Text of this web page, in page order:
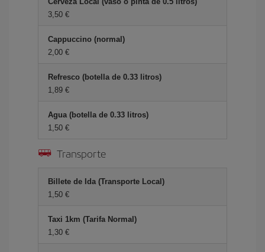
3,50 €
Cappuccino (normal)
2,00 €
Refresco (botella de 0.33 litros)
1,89 €
Agua (botella de 0.33 litros)
1,50 €
Transporte
Billete de Ida (Transporte Local)
1,50 €
Taxi 1km (Tarifa Normal)
1,30 €